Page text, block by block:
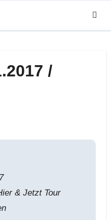
/
& Jetzt Tour